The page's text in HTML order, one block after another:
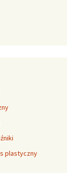
plastyczny